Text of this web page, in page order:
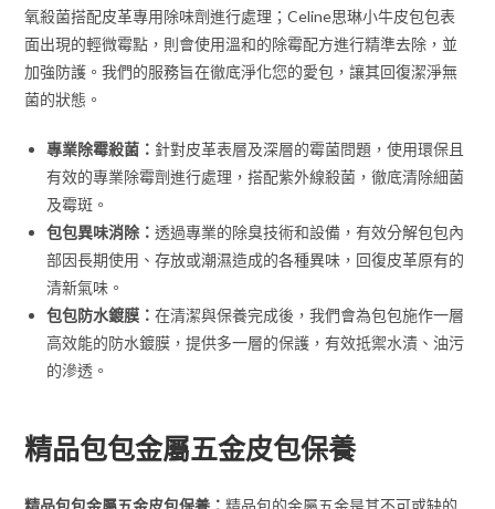
氧殺菌搭配皮革專用除味劑進行處理；Celine思琳小牛皮包包表
面出現的輕微霉點，則會使用溫和的除霉配方進行精準去除，並
加強防護。我們的服務旨在徹底淨化您的愛包，讓其回復潔淨無
菌的狀態。
專業除霉殺菌： 針對皮革表層及深層的霉菌問題，使用環保且
有效的專業除霉劑進行處理，搭配紫外線殺菌，徹底清除細菌
及霉斑。
包包異味消除：透過專業的除臭技術和設備，有效分解包包內
部因長期使用、存放或潮濕造成的各種異味，回復皮革原有的
清新氣味。
包包防水鍍膜：在清潔與保養完成後，我們會為包包施作一層
高效能的防水鍍膜，提供多一層的保護，有效抵禦水漬、油污
的滲透。
精品包包金屬五金皮包保養